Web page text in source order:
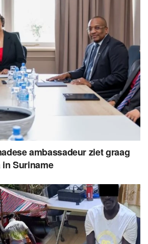
ambassadeur ziet graag
in Suriname